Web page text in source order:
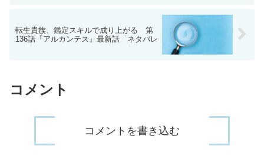
転生貴族、鑑定スキルで成り上がる 第
136話『アルカンテス』最新話 ネタバレ
コメント
コメントを書き込む